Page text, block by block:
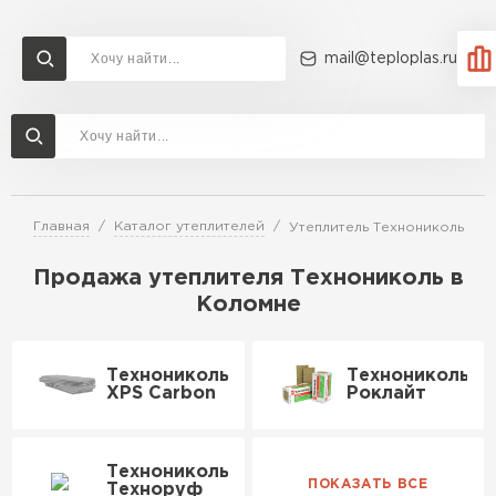
mail@teploplas.ru
Главная Каталог утеплителей Утеплитель Технониколь
Продажа утеплителя Технониколь в
Коломне
Технониколь
XPS Carbon
Технониколь
Роклайт
Технониколь
Техноруф
Доставка и оплата
Утеплитель Ветонит
Утеплитель Profiplex
Утеплитель Технониколь
Утеплитель Rockwool